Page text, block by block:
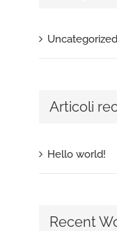
Uncategorized
Articoli
Hello world!
Recent